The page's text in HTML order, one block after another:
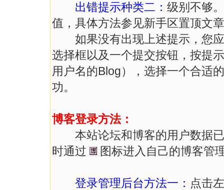
出错提示种类二： 级别不够
值，具体方法参见新手区置顶文
如果没有出现上述提示，您应
选择框以及一个提交按钮，按提
用户名的Blog），选择一个合适
功。
博客登录方法：
本站论坛和博客的用户数据已
时通过
图标进入自己的博客管
登录管理后台方法一： 点击